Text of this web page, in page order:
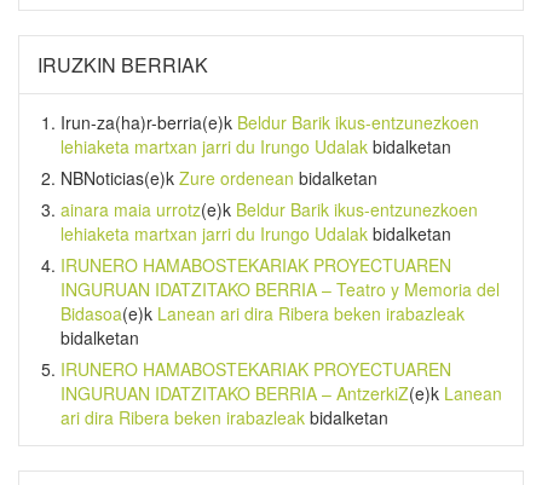
IRUZKIN BERRIAK
Irun-za(ha)r-berria(e)k Beldur Barik ikus-entzunezkoen
lehiaketa martxan jarri du Irungo Udalak bidalketan
NBNoticias(e)k Zure ordenean bidalketan
ainara maia urrotz(e)k Beldur Barik ikus-entzunezkoen
lehiaketa martxan jarri du Irungo Udalak bidalketan
IRUNERO HAMABOSTEKARIAK PROYECTUAREN
INGURUAN IDATZITAKO BERRIA – Teatro y Memoria del
Bidasoa(e)k Lanean ari dira Ribera beken irabazleak
bidalketan
IRUNERO HAMABOSTEKARIAK PROYECTUAREN
INGURUAN IDATZITAKO BERRIA – AntzerkiZ(e)k Lanean
ari dira Ribera beken irabazleak bidalketan